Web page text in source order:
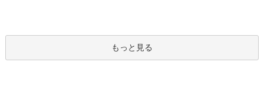
もっと見る